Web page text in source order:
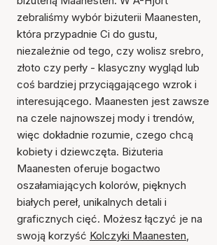
zebraliśmy wybór biżuterii Maanesten,
która przypadnie Ci do gustu,
niezależnie od tego, czy wolisz srebro,
złoto czy perły - klasyczny wygląd lub
coś bardziej przyciągającego wzrok i
interesującego. Maanesten jest zawsze
na czele najnowszej mody i trendów,
więc dokładnie rozumie, czego chcą
kobiety i dziewczęta. Biżuteria
Maanesten oferuje bogactwo
oszałamiających kolorów, pięknych
białych pereł, unikalnych detali i
graficznych cięć. Możesz łączyć je na
swoją korzyść Kolczyki Maanesten,